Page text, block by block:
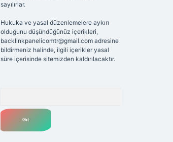
sayılırlar.
Hukuka ve yasal düzenlemelere aykırı
olduğunu düşündüğünüz içerikleri,
backlinkpanelicomtr@gmail.comadresine
bildirmeniz halinde, ilgili içerikler yasal
süre içerisinde sitemizden kaldırılacaktır.